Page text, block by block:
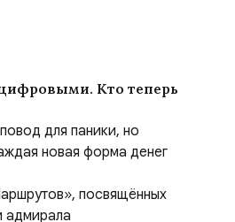
Кто теперь
для паники, но
новая форма денег